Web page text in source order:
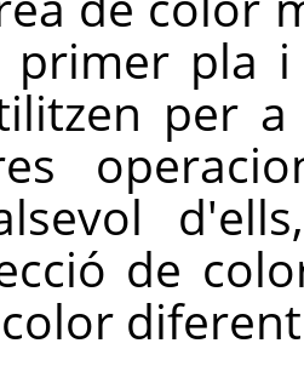
primer pla
per
de